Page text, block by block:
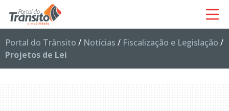
Portal do Trânsito / Notícias / Fiscalização e Legislação /
Projetos de Lei